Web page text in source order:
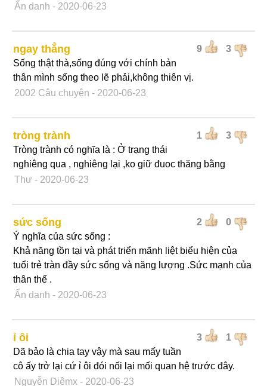
Ẩn danh - 2020-06-23
9 3
ngay thẳng
Sống thật thà,sống đúng với chính bản
thân mình sống theo lẽ phải,không thiên vị.
2002 Câu chuyện - 2020-06-23
1 3
tròng trành
Tròng trành có nghĩa là : Ở trạng thái
nghiêng qua , nghiêng lại ,ko giữ đuoc thăng bằng
Thư - 2020-06-23
2 0
sức sống
Ý nghĩa của sức sống :
Khả năng tồn tại và phát triển mãnh liệt biểu hiện của
tuổi trẻ tràn đầy sức sống và năng lượng .Sức mạnh của
thân thể .
Ẩn danh - 2020-06-23
3 1
ỉ ôi
Dã bảo là chia tay vậy mà sau mấy tuần
cô ấy trở lại cứ ỉ ôi đói nối lại mối quan hệ trước đây.
Nguyễn Diêmx - 2020-06-23